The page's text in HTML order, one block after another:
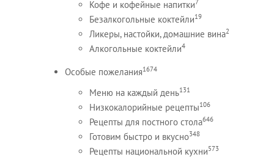
Кофе и кофейные напитки
Безалкогольные коктейли19
Ликеры, настойки, домашние вина2
Алкогольные коктейли4
Особые пожелания1674
Меню на каждый день131
Низкокалорийные рецепты106
Рецепты для постного стола646
Готовим быстро и вкусно348
Рецепты национальной кухни573